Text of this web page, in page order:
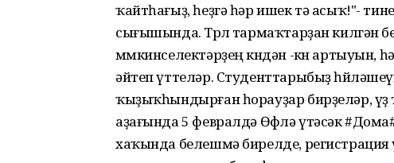
ҡайтһағыҙ, һеҙгә һәр ишек тә асыҡ!"-
сығышында. Төрлө тармаҡтарҙан килгән
мөмкинселектәрҙең көндән -көн артыуын,
әйтеп үттеләр. Студенттарыбыҙ
ҡыҙыҡһындырған һорауҙар бирҙеләр, үҙ
аҙағында 5 февралдә Өфөлә үтәсәк
хаҡында белешмә бирелде, регистрация